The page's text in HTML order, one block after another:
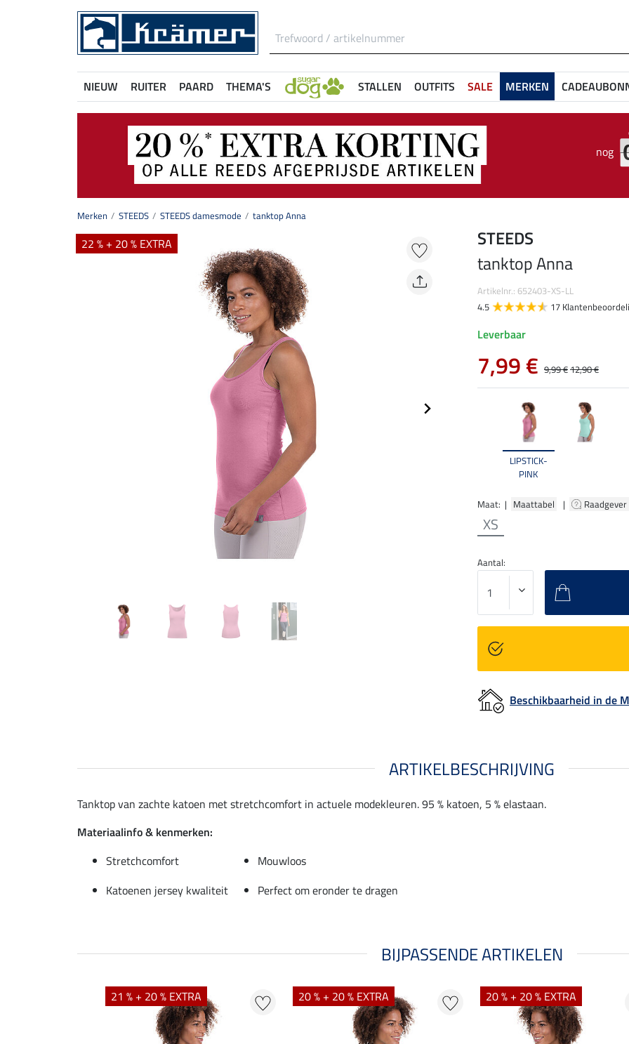
NIEUW RUITER PAARD THEMA'S STALLEN OUTFITS SALE MERKEN
nog
Merken STEEDS STEEDS damesmode tanktop Anna
22 % + 20 % EXTRA
LIPSTICK-
PINK
Maat: | Maattabel | Raadgever
XS
STEEDS
tanktop Anna
Artikelnr.: 652403-XS-LL
4.5
17
Leverbaar
7,99 € 9,99 €12,90 €
Aantal:
Beschikbaarheid in de
ARTIKELBESCHRIJVING
Tanktop van zachte katoen met stretchcomfort in actuele modekleuren. 95 % katoen, 5 % elastaan.
Materiaalinfo & kenmerken:
Stretchcomfort
Mouwloos
Katoenen jersey kwaliteit
Perfect om eronder te dragen
BIJPASSENDE ARTIKELEN
21 % + 20 % EXTRA 20 % + 20 % EXTRA 20 % + 20 % EXTRA